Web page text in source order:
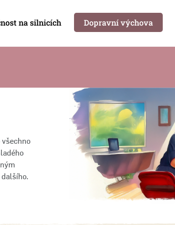
na silnicích Dopravní výchova